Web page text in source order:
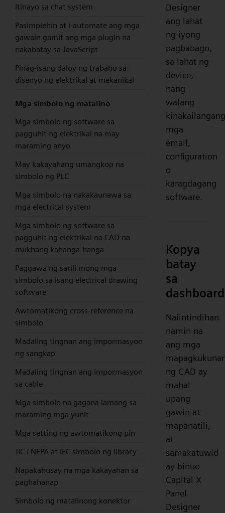
Itinayo sa chat system
Pasimplehin at i-automate ang mga
gawain gamit ang mga plugin na
nakabatay sa JavaScript
Pinag-isang daloy ng trabaho sa
disenyo ng elektrikal at mekanikal
Mga simbolo ng matalino
Mga simbolo ng software sa
pagguhit ng elektrikal na may
maraming anyo
May kakayahang umangkop na
simbolo ng PLC
Mga simbolo na nakakaunawa sa
mga electrical system
Mga simbolo ng software sa
pagguhit ng elektrikal na CAD na
mukhang kahanga-hanga
Paggawa ng sarili mong mga
simbolo sa isang electrical drawing
software
Awtomatikong cross-reference na
simbolo
Madaling tingnan ang impormasyon
ng sangkap
Madaling tingnan ang impormasyon
sa cable
Mga simbolo na gagana lamang sa
maraming mga yunit
Mga setting ng awtomatikong pin
JIC / NFPA at IEC simbolo ng library
Napakahusay na mga kakayahan sa
paghahanap
Simbolo ng matalinong konektor
Designer
ang lahat
ng iyong
pagbabago,
sa lahat ng
device,
nang
walang
kinakailangang
mga
email,
configuration
o
karagdagang
software.
Kopya
batay
sa
dashboard
Naiintindihan
namin na
ang mga
ng CAD ay
mahal
upang
gawin at
mapanatili,
at
samakatuwid
ay binuo
Capital X
Panel
Designer